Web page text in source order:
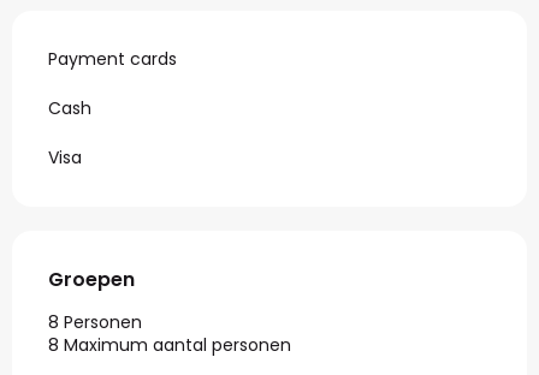
Payment cards
Cash
Visa
Groepen
Groepen
8 Personen
8 Maximum aantal personen